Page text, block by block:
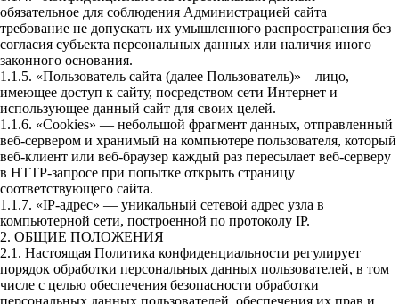
обязательное для соблюдения Администрацией сайта
требование не допускать их умышленного распространения без
согласия субъекта персональных данных или наличия иного
законного основания.
1.1.5. «Пользователь сайта (далее Пользователь)» – лицо,
имеющее доступ к сайту, посредством сети Интернет и
использующее данный сайт для своих целей.
1.1.6. «Cookies» — небольшой фрагмент данных, отправленный
веб-сервером и хранимый на компьютере пользователя, который
веб-клиент или веб-браузер каждый раз пересылает веб-серверу
в HTTP-запросе при попытке открыть страницу
соответствующего сайта.
1.1.7. «IP-адрес» — уникальный сетевой адрес узла в
компьютерной сети, построенной по протоколу IP.
2. ОБЩИЕ ПОЛОЖЕНИЯ
2.1. Настоящая Политика конфиденциальности регулирует
порядок обработки персональных данных пользователей, в том
числе с целью обеспечения безопасности обработки
персональных данных пользователей, обеспечения их прав и